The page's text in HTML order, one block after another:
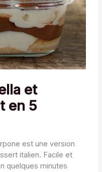
et
en 5
est une version
italien. Facile et
quelques minutes